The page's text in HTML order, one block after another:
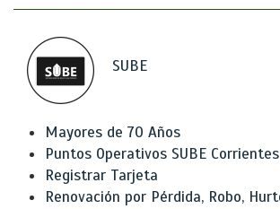
SUBE
Mayores de 70 Años
Puntos Operativos SUBE Corrientes
Registrar Tarjeta
Renovación por Pérdida, Robo,